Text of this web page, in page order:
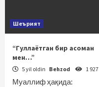
Шеърият
“Гуллаётган бир асоман
мен…”
5 yil oldin Behzod 1 927
Муаллиф ҳақида: